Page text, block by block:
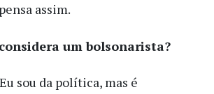
assim.
um bolsonarista?
sou da política, mas é